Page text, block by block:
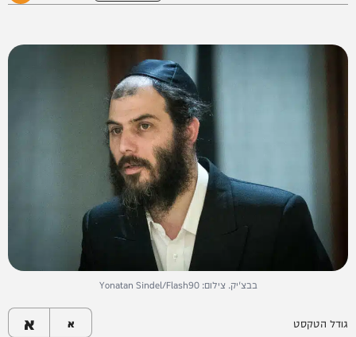
בבצ'יק. צילום: Yonatan Sindel/Flash90
גודל הטקסט א א